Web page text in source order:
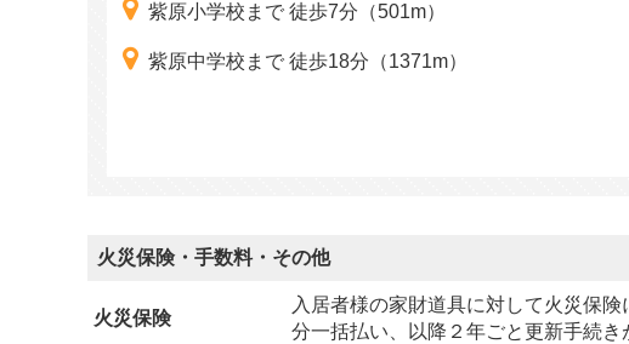
紫原小学校まで 徒歩7分（501m）
紫原中学校まで 徒歩18分（1371m）
火災保険・手数料・その他
火災保険
入居者様の家財道具に対して火災保
分一括払い、以降２年ごと更新手続き